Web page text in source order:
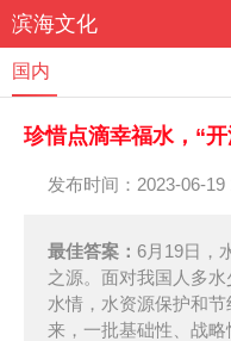
滨海文化
国内
珍惜点滴幸福水，“
发布时间：2023-06-19
最佳答案： 6月19日，
之源。面对我国人多
水情，水资源保护和
来，一批基础性、战略